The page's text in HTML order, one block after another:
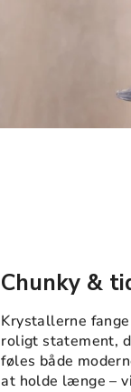
Chunky &
Krystallerne
roligt statement,
føles både
at holde længe –